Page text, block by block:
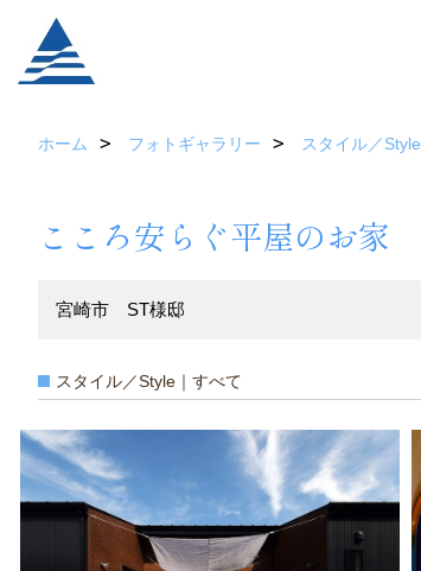
ホーム フォトギャラリー スタイル／Style
こころ安らぐ平屋のお家
宮崎市 ST様邸
スタイル／Style｜すべて